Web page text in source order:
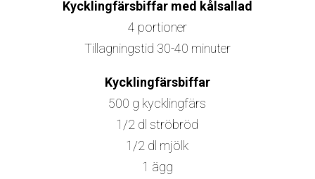
Kycklingfärsbiffar med kålsallad
4 portioner
Tillagningstid 30-40 minuter
Kycklingfärsbiffar
500 g kycklingfärs
1/2 dl ströbröd
1/2 dl mjölk
1 ägg